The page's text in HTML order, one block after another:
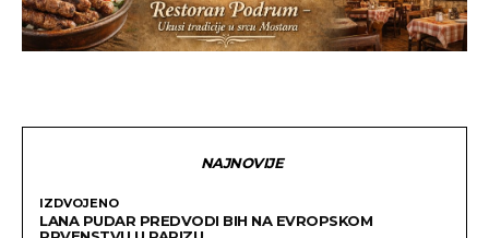
NAJNOVIJE
IZDVOJENO
LANA PUDAR PREDVODI BIH NA EVROPSKOM